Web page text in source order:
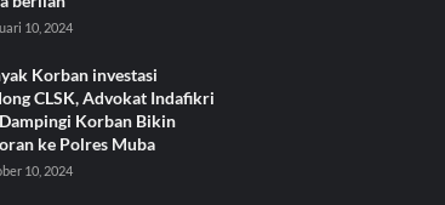
10, 2024
Korban investasi
CLSK, Advokat Indafikri
Korban Bikin
ke Polres Muba
10, 2024